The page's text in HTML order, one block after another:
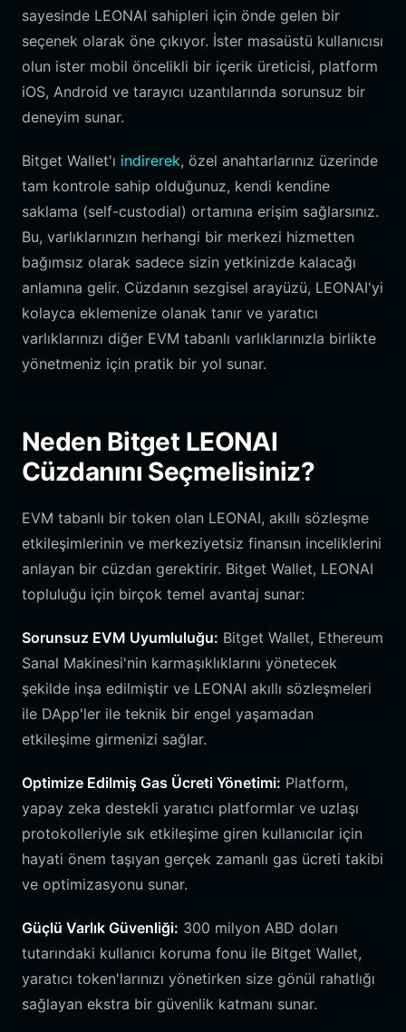
sayesinde LEONAI sahipleri için önde gelen bir
seçenek olarak öne çıkıyor. İster masaüstü kullanıcısı
olun ister mobil öncelikli bir içerik üreticisi, platform
iOS, Android ve tarayıcı uzantılarında sorunsuz bir
deneyim sunar.
Bitget Wallet'ı indirerek, özel anahtarlarınız üzerinde
tam kontrole sahip olduğunuz, kendi kendine
saklama (self-custodial) ortamına erişim sağlarsınız.
Bu, varlıklarınızın herhangi bir merkezi hizmetten
bağımsız olarak sadece sizin yetkinizde kalacağı
anlamına gelir. Cüzdanın sezgisel arayüzü, LEONAI'yi
kolayca eklemenize olanak tanır ve yaratıcı
varlıklarınızı diğer EVM tabanlı varlıklarınızla birlikte
yönetmeniz için pratik bir yol sunar.
Neden Bitget LEONAI
Cüzdanını Seçmelisiniz?
EVM tabanlı bir token olan LEONAI, akıllı sözleşme
etkileşimlerinin ve merkeziyetsiz finansın inceliklerini
anlayan bir cüzdan gerektirir. Bitget Wallet, LEONAI
topluluğu için birçok temel avantaj sunar:
Sorunsuz EVM Uyumluluğu: Bitget Wallet, Ethereum
Sanal Makinesi'nin karmaşıklıklarını yönetecek
şekilde inşa edilmiştir ve LEONAI akıllı sözleşmeleri
ile DApp'ler ile teknik bir engel yaşamadan
etkileşime girmenizi sağlar.
Optimize Edilmiş Gas Ücreti Yönetimi: Platform,
yapay zeka destekli yaratıcı platformlar ve uzlaşı
protokolleriyle sık etkileşime giren kullanıcılar için
hayati önem taşıyan gerçek zamanlı gas ücreti takibi
ve optimizasyonu sunar.
Güçlü Varlık Güvenliği: 300 milyon ABD doları
tutarındaki kullanıcı koruma fonu ile Bitget Wallet,
yaratıcı token'larınızı yönetirken size gönül rahatlığı
sağlayan ekstra bir güvenlik katmanı sunar.